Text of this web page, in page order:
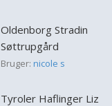
Oldenborg Stradin
Søttrupgård
Bruger: nicole s
Tyroler Haflinger Liz